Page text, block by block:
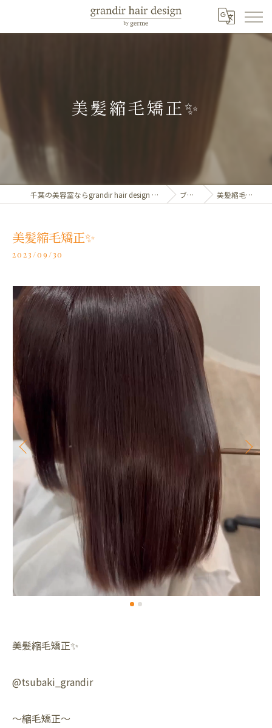
美髪縮毛矯正✨️
千葉の美容室ならgrandir hair design by germe ブログ 美髪縮毛矯正✨️
美髪縮毛矯正✨️
2023/09/30
美髪縮毛矯正✨️
@tsubaki_grandir
～縮毛矯正～